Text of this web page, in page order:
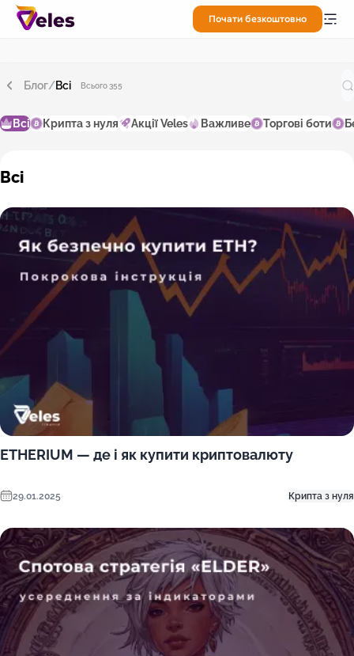
Почати безкоштовно
Блог/Всі Всього 355
Всі Крипта з нуля Акції Veles Важливе Торгові боти
Всі
ETHERIUM — де і як купити криптовалюту
29.01.2025 Крипта з нуля